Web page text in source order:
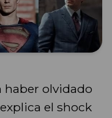
haber olvidado
el shock